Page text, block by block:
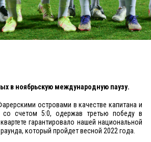
в ноябрьскую международную паузу.
островами в качестве капитана и
со счетом 5:0, одержав третью победу в
гарантировало нашей национальной
который пройдет весной 2022 года.